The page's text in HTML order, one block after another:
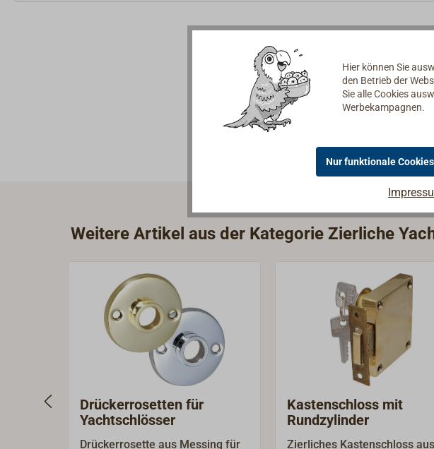
Weitere Artikel aus der Kategorie Zierliche
Drückerrosetten für
Yachtschlösser
Drückerrosette aus Messing für
Kastenschloss mit
Rundzylinder
Zierliches Kastenschloss aus
Hier können Sie
den Betrieb der
Sie alle Cookies
Werbekampagnen.
Nur funktionale